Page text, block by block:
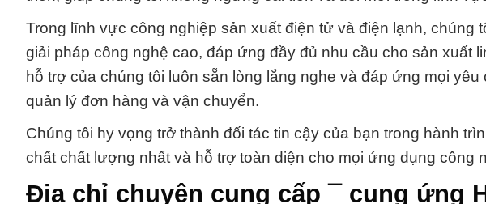
Trong lĩnh vực công nghiệp sản xuất điện tử và điện lạnh, chúng
giải pháp công nghệ cao, đáp ứng đầy đủ nhu cầu cho sản xuất
hỗ trợ của chúng tôi luôn sẵn lòng lắng nghe và đáp ứng mọi
quản lý đơn hàng và vận chuyển.
Chúng tôi hy vọng trở thành đối tác tin cậy của bạn trong hành
chất chất lượng nhất và hỗ trợ toàn diện cho mọi ứng dụng công
Địa chỉ chuyên cung cấp ¯ cung ứng